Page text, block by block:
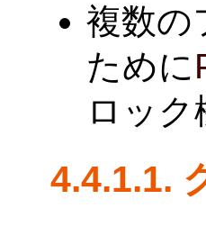
複数の
ために
ロッ
4.4.1.1.